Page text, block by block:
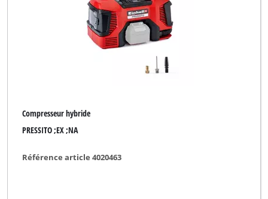
Compresseur hybride
PRESSITO ;EX ;NA
Référence article 4020463